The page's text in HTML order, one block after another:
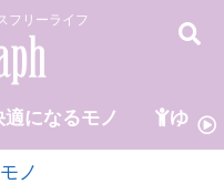
フリーライフ
になるモノ ゆる
ノ